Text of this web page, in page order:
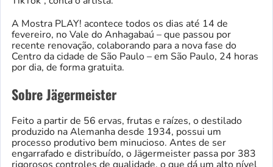
A Mostra PLAY! acontece todos os dias até 14 de
fevereiro, no Vale do Anhagabaú – que passou por
recente renovação, colaborando para a nova fase do
Centro da cidade de São Paulo – em São Paulo, 24 horas
por dia, de forma gratuita.
Sobre Jägermeister
Feito a partir de 56 ervas, frutas e raízes, o destilado
produzido na Alemanha desde 1934, possui um
processo produtivo bem minucioso. Antes de ser
engarrafado e distribuído, o Jägermeister passa por 383
rigorosos controles de qualidade, o que dá um alto nível